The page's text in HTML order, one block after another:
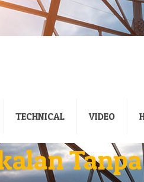
TECHNICAL VIDEO